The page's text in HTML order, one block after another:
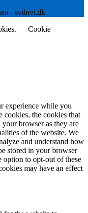
- sydnyt.dk
Cookie
experience while you
cookies, the cookies that
your browser as they are
of the website. We
and understand how
stored in your browser
option to opt-out of these
may have an effect